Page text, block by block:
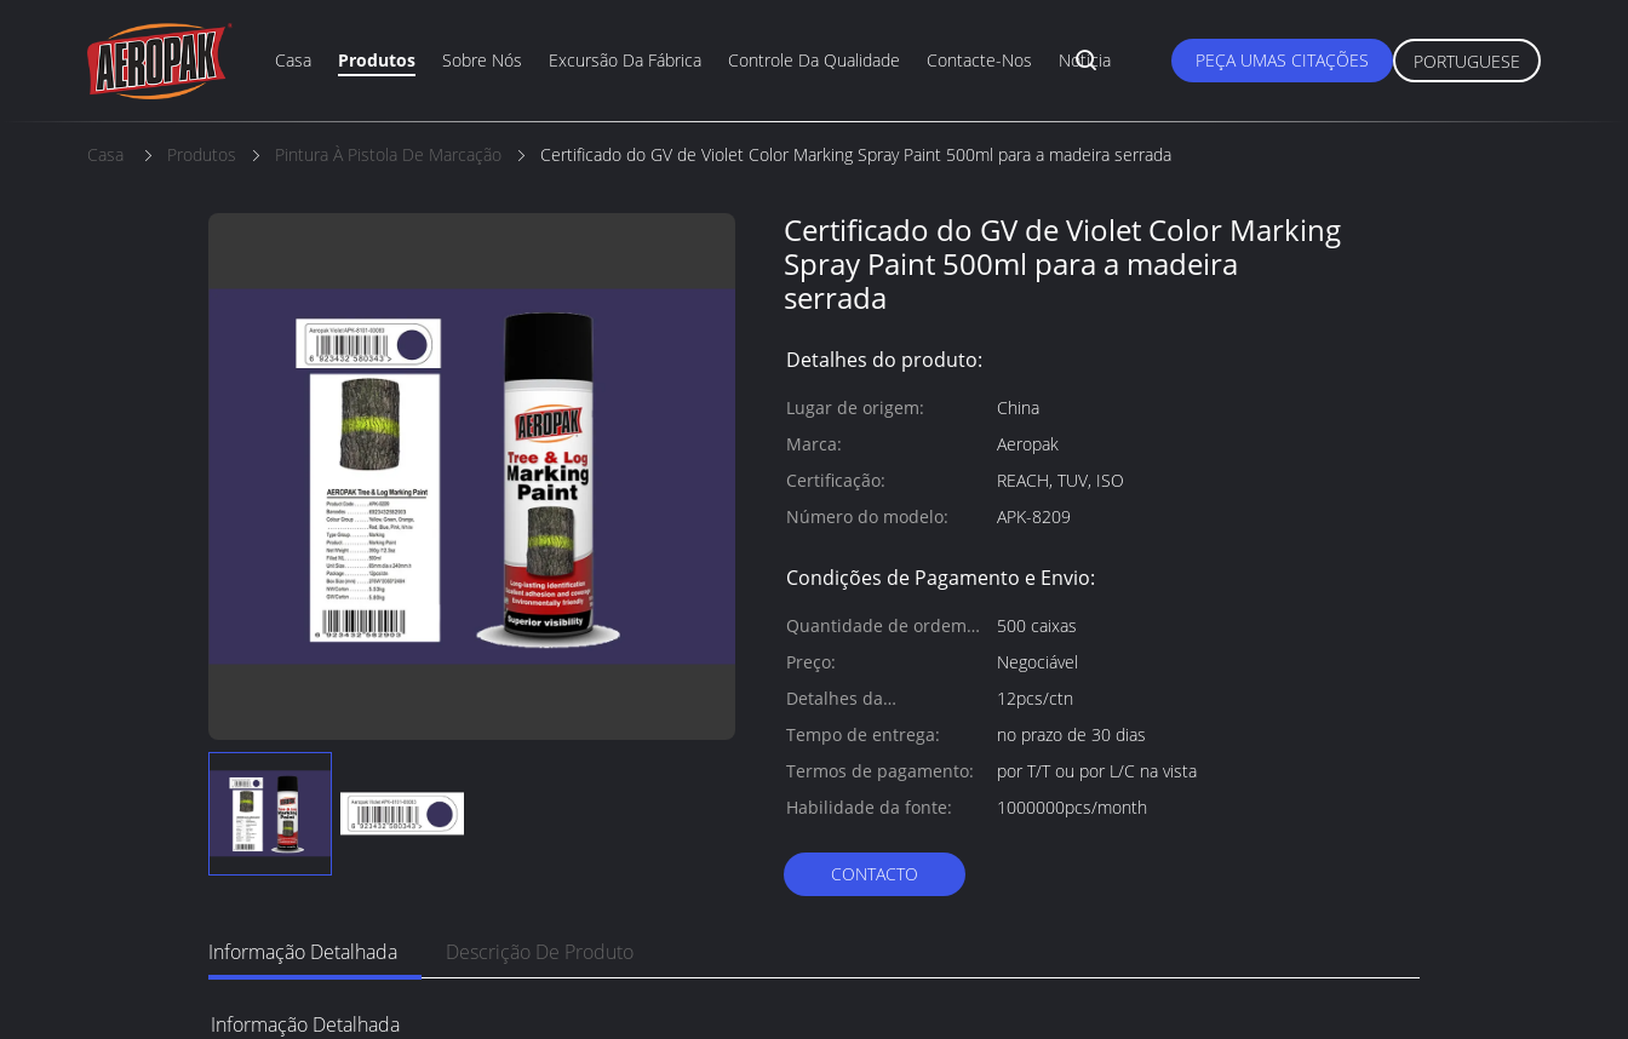
Casa Produtos Sobre Nós Excursão Da Fábrica Controle Da Qualidade Contacte-Nos Notícia PEÇA UMAS CITAÇÕES PORTUGUESE
Casa Produtos Pintura À Pistola De Marcação Certificado do GV de Violet Color Marking Spray Paint 500ml para a madeira serrada
Certificado do GV de Violet Color Marking
Spray Paint 500ml para a madeira
serrada
Detalhes do produto:
Lugar de origem:
China
Marca:
Aeropak
Certificação:
REACH, TUV, ISO
Número do modelo:
APK-8209
Condições de Pagamento e Envio:
Quantidade de ordem
mínima:
500 caixas
Preço:
Negociável
Detalhes da
embalagem:
12pcs/ctn
Tempo de entrega:
no prazo de 30 dias
Termos de pagamento:
por T/T ou por L/C na vista
Habilidade da fonte:
1000000pcs/month
CONTACTO
Informação Detalhada Descrição De Produto
Informação Detalhada